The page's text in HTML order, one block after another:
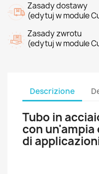
Zasady dostawy
(edytuj w module
Zasady zwrotu
(edytuj w module
Descrizione
Tubo in
con
di